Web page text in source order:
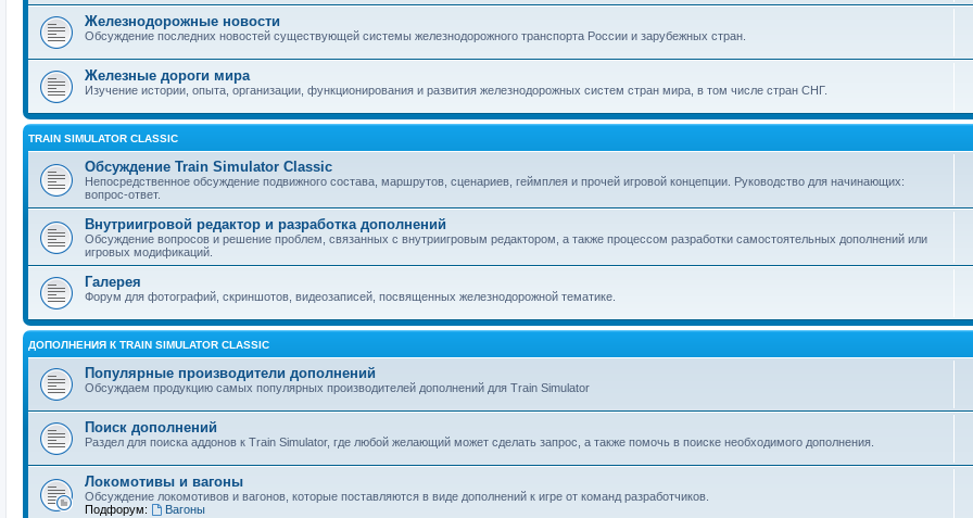
Железнодорожные новости
Обсуждение последних новостей существующей системы железнодорожного транспорта России и зарубежных стран.
Железные дороги мира
Изучение истории, опыта, организации, функционирования и развития железнодорожных систем стран мира, в том числе стран СНГ.
TRAIN SIMULATOR CLASSIC
Обсуждение Train Simulator Classic
Непосредственное обсуждение подвижного состава, маршрутов, сценариев, геймплея и прочей игровой концепции. Руководство для начинающих:
вопрос-ответ.
Внутриигровой редактор и разработка дополнений
Обсуждение вопросов и решение проблем, связанных с внутриигровым редактором, а также процессом разработки самостоятельных дополнений или
игровых модификаций.
Галерея
Форум для фотографий, скриншотов, видеозаписей, посвященных железнодорожной тематике.
ДОПОЛНЕНИЯ К TRAIN SIMULATOR CLASSIC
Популярные производители дополнений
Обсуждаем продукцию самых популярных производителей дополнений для Train Simulator
Поиск дополнений
Раздел для поиска аддонов к Train Simulator, где любой желающий может сделать запрос, а также помочь в поиске необходимого дополнения.
Локомотивы и вагоны
Обсуждение локомотивов и вагонов, которые поставляются в виде дополнений к игре от команд разработчиков.
Подфорум:
Вагоны